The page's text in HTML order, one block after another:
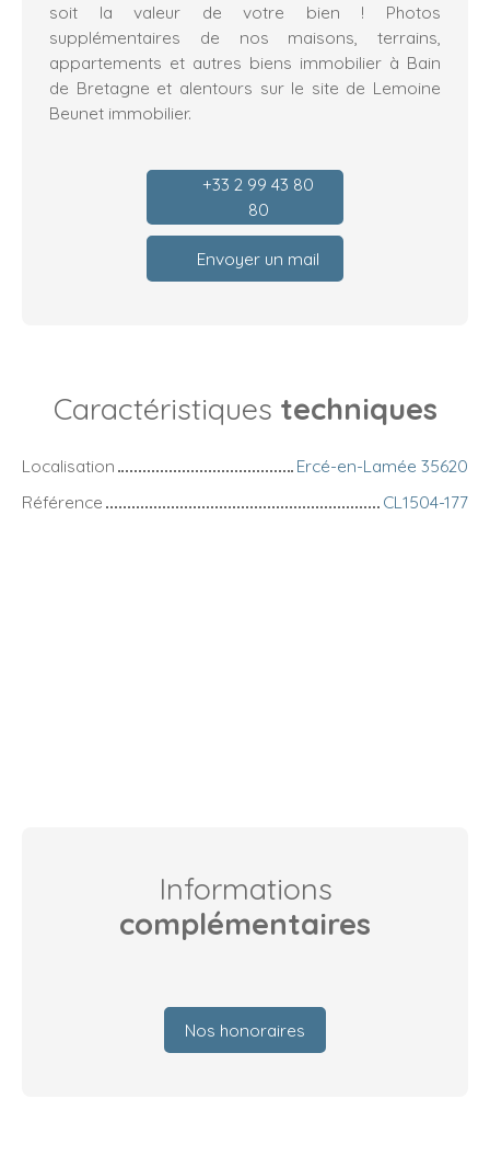
soit la valeur de votre bien ! Photos
supplémentaires de nos maisons, terrains,
appartements et autres biens immobilier à Bain
de Bretagne et alentours sur le site de Lemoine
Beunet immobilier.
+33 2 99 43 80
80
Envoyer un mail
Caractéristiques techniques
Localisation
Ercé-en-Lamée 35620
Référence
CL1504-177
Informations
complémentaires
Nos honoraires